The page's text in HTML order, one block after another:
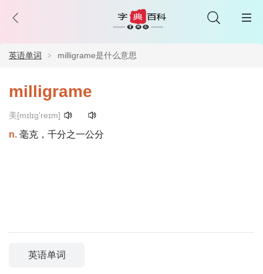
英语单词 milligrame是什么意思
milligrame
美[mɪlɪɡ'reɪm]
n. 毫克，千分之一公分
英语单词